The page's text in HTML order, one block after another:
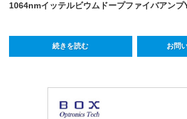
1064nmイッテルビウムドープファイバアンプ
続きを読む お問